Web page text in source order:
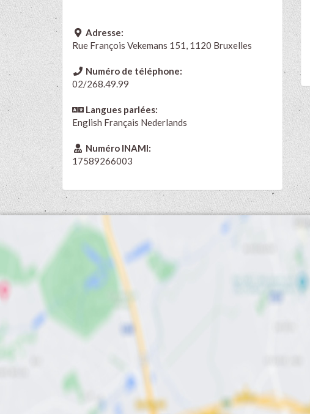
Adresse:
Rue François Vekemans 151, 1120 Bruxelles
Numéro de téléphone:
02/268.49.99
Langues parlées:
English Français Nederlands
Numéro INAMI:
17589266003